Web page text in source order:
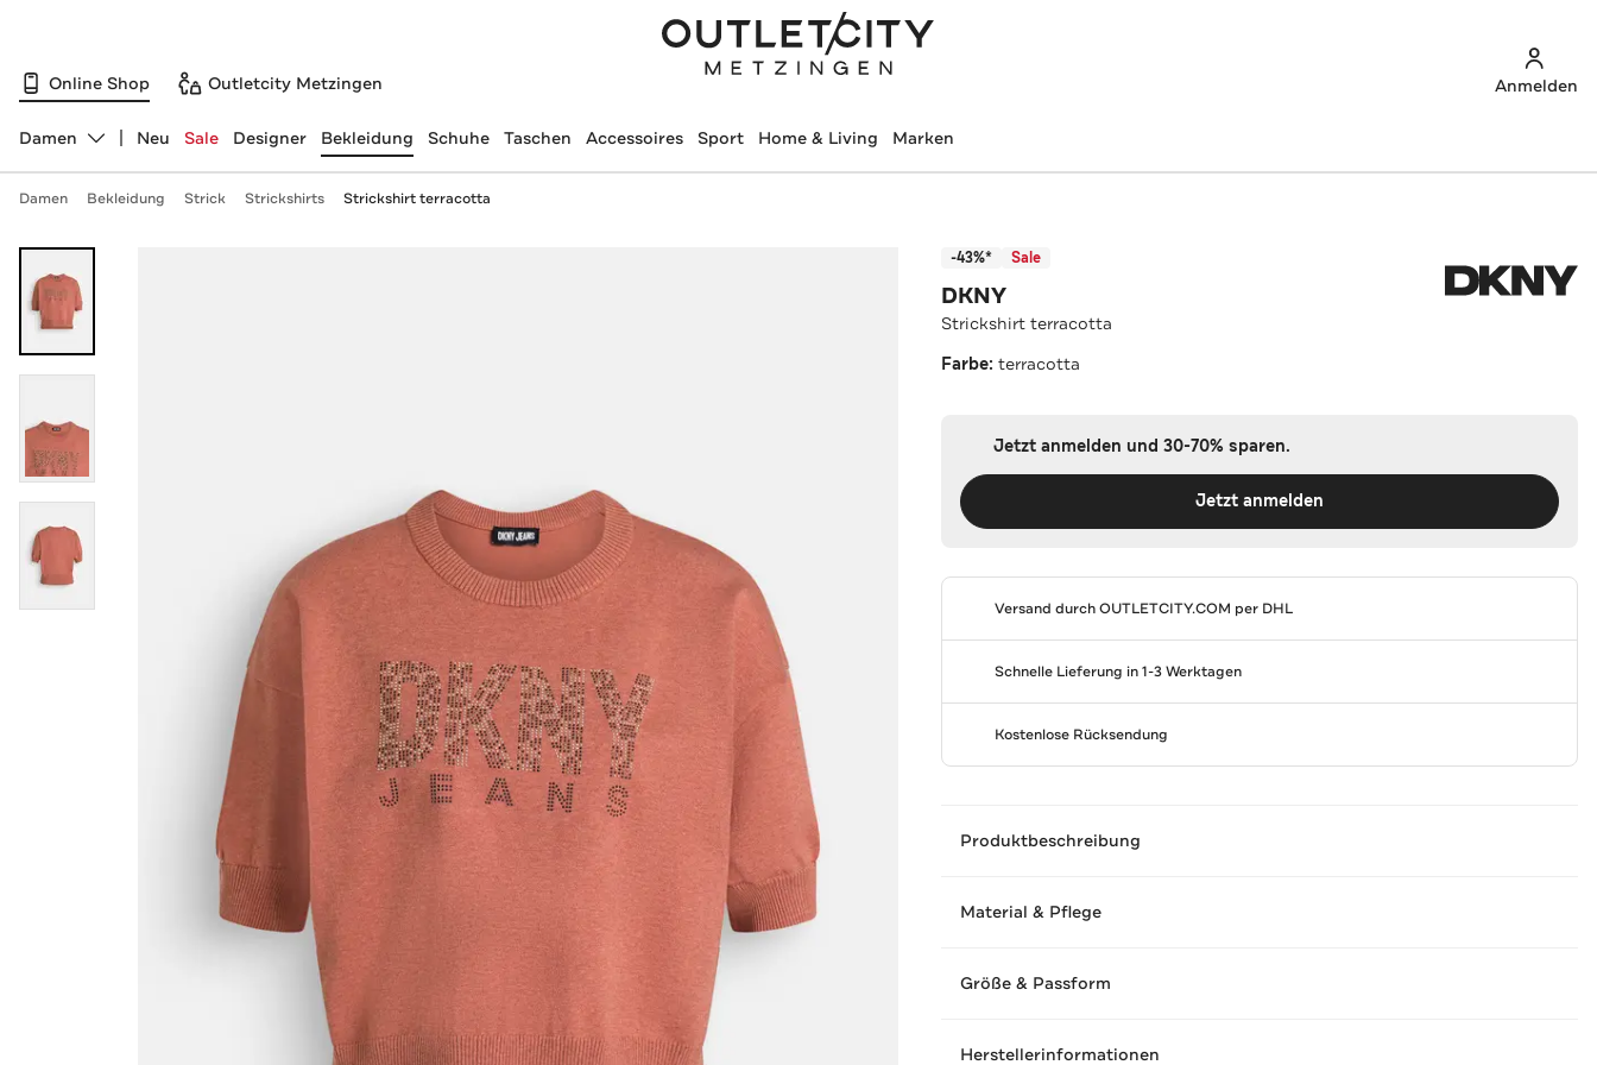
Online Shop Outletcity Metzingen Anmelden
Abteilung ändern, ausgewählt:
Damen Neu Sale Designer Bekleidung Schuhe Taschen Accessoires Sport Home & Living Marken
Damen Bekleidung Strick Strickshirts Strickshirt terracotta
-43%* Sale
DKNY
Strickshirt terracotta
Farbe:terracotta
Jetzt anmelden und 30-70% sparen.
Jetzt anmelden
Versand durchOUTLETCITY.COM per DHL
Schnelle Lieferung in 1-3 Werktagen
Kostenlose Rücksendung
Produktbeschreibung
Material & Pflege
Größe & Passform
Herstellerinformationen